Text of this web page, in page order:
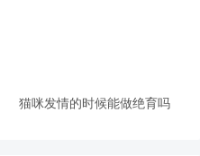
猫咪发情的时候能做绝育吗